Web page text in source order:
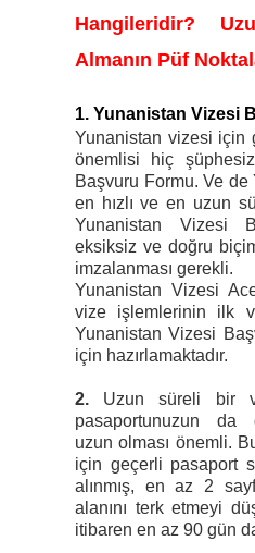
Hangileridir?
Almanın Püf
1. Yunanistan Vizesi
Yunanistan vizesi için
önemlisi hiç
Başvuru Formu. Ve de
en hızlı ve en uzun
Yunanistan Vizesi
eksiksiz ve doğru
imzalanması gerekli.
Yunanistan Vizesi
vize işlemlerinin ilk
Yunanistan Vizesi
için hazırlamaktadır.
2. Uzun süreli bir
pasaportunuzun da
uzun olması önemli.
için geçerli pasaport
alınmış, en az 2
alanını terk etmeyi
itibaren en az 90 gün